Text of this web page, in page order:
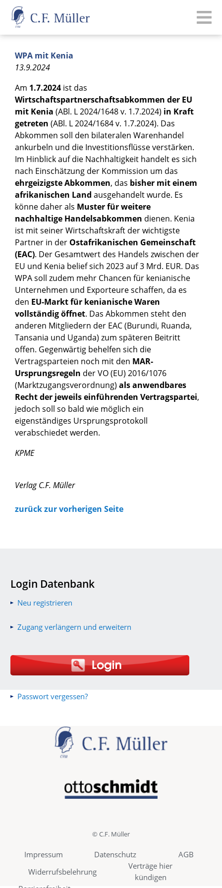
WPA mit Kenia
13.9.2024
Am 1.7.2024 ist das
Wirtschaftspartnerschaftsabkommen der EU
mit Kenia (ABl. L 2024/1648 v. 1.7.2024) in Kraft
getreten (ABl. L 2024/1684 v. 1.7.2024). Das
Abkommen soll den bilateralen Warenhandel
ankurbeln und die Investitionsflüsse verstärken.
Im Hinblick auf die Nachhaltigkeit handelt es sich
nach Einschätzung der Kommission um das
ehrgeizigste Abkommen, das bisher mit einem
afrikanischen Land ausgehandelt wurde. Es
könne daher als Muster für weitere
nachhaltige Handelsabkommen dienen. Kenia
ist mit seiner Wirtschaftskraft der wichtigste
Partner in der Ostafrikanischen Gemeinschaft
(EAC). Der Gesamtwert des Handels zwischen der
EU und Kenia belief sich 2023 auf 3 Mrd. EUR. Das
WPA soll zudem mehr Chancen für kenianische
Unternehmen und Exporteure schaffen, da es
den EU-Markt für kenianische Waren
vollständig öffnet. Das Abkommen steht den
anderen Mitgliedern der EAC (Burundi, Ruanda,
Tansania und Uganda) zum späteren Beitritt
offen. Gegenwärtig behelfen sich die
Vertragsparteien noch mit den MAR-
Ursprungsregeln der VO (EU) 2016/1076
(Marktzugangsverordnung) als anwendbares
Recht der jeweils einführenden Vertragspartei,
jedoch soll so bald wie möglich ein
eigenständiges Ursprungsprotokoll
verabschiedet werden.
KPME
Verlag C.F. Müller
zurück zur vorherigen Seite
Login Datenbank
Neu registrieren
Zugang verlängern und erweitern
Passwort vergessen?
© C.F. Müller
Impressum Datenschutz
AGB
Widerrufsbelehrung
Verträge hier
kündigen